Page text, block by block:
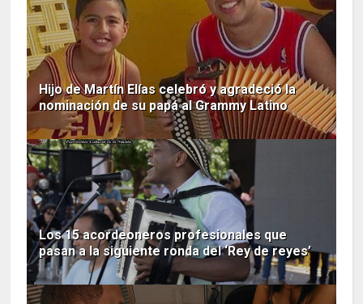
Hijo de Martín Elías celebró y agradeció la
nominación de su papá al Grammy Latino
Los 15 acordeoneros profesionales que
pasan a la siguiente ronda del ‘Rey de reyes’